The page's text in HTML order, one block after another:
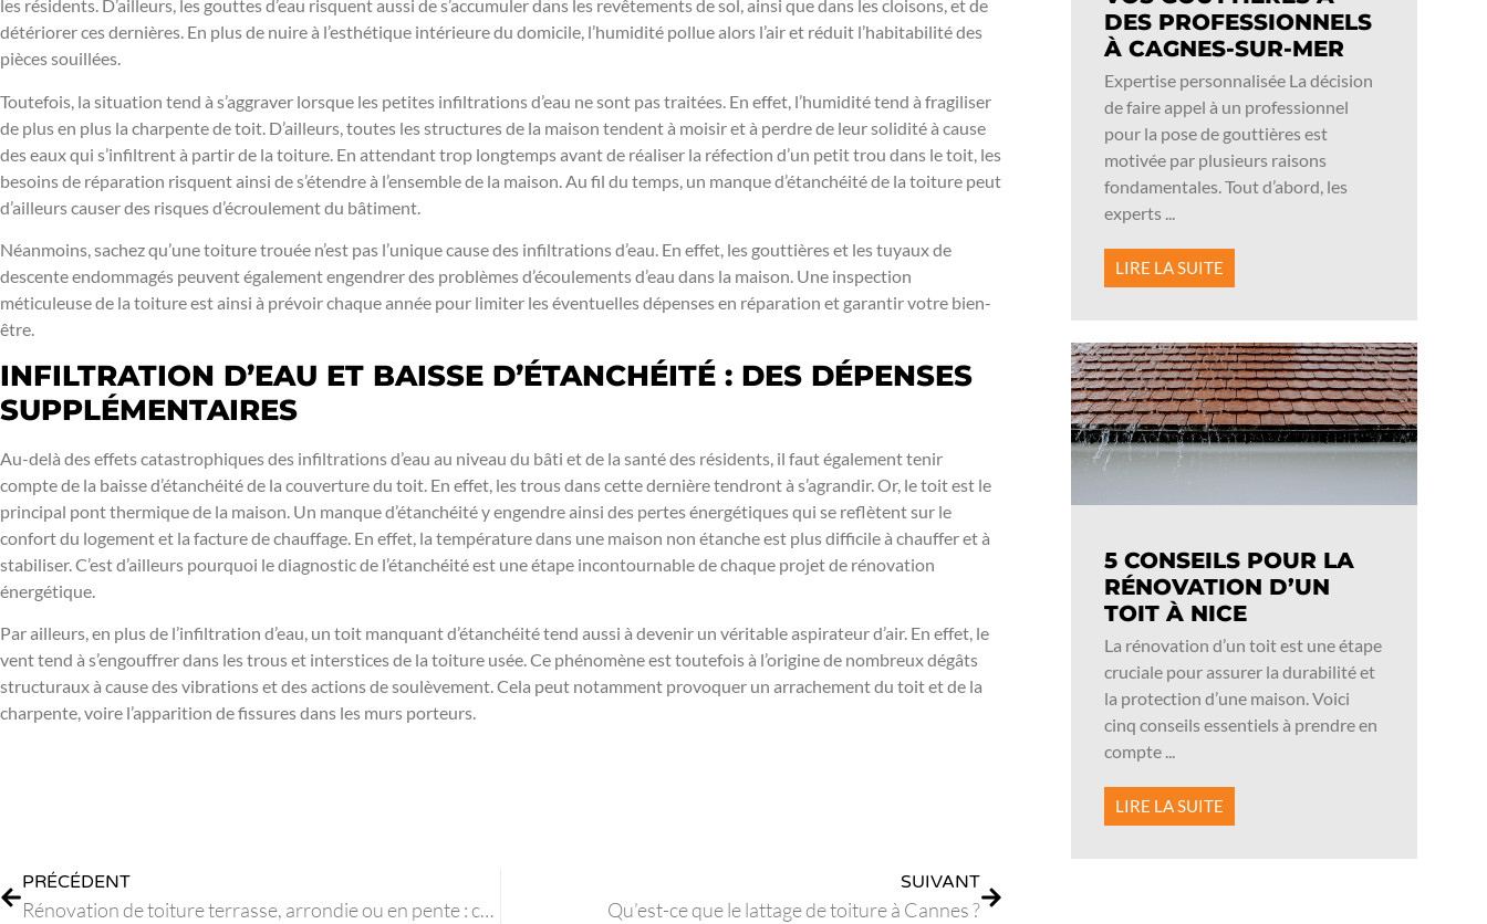
les résidents. D’ailleurs, les gouttes d’eau risquent aussi de s’accumuler dans les revêtements de sol, ainsi que dans les cloisons, et de
détériorer ces dernières. En plus de nuire à l’esthétique intérieure du domicile, l’humidité pollue alors l’air et réduit l’habitabilité des
pièces souillées.
Toutefois, la situation tend à s’aggraver lorsque les petites infiltrations d’eau ne sont pas traitées. En effet, l’humidité tend à fragiliser
de plus en plus la charpente de toit. D’ailleurs, toutes les structures de la maison tendent à moisir et à perdre de leur solidité à cause
des eaux qui s’infiltrent à partir de la toiture. En attendant trop longtemps avant de réaliser la réfection d’un petit trou dans le toit, les
besoins de réparation risquent ainsi de s’étendre à l’ensemble de la maison. Au fil du temps, un manque d’étanchéité de la toiture peut
d’ailleurs causer des risques d’écroulement du bâtiment.
Néanmoins, sachez qu’une toiture trouée n’est pas l’unique cause des infiltrations d’eau. En effet, les gouttières et les tuyaux de
descente endommagés peuvent également engendrer des problèmes d’écoulements d’eau dans la maison. Une inspection
méticuleuse de la toiture est ainsi à prévoir chaque année pour limiter les éventuelles dépenses en réparation et garantir votre bien-
être.
INFILTRATION D’EAU ET BAISSE D’ÉTANCHÉITÉ : DES DÉPENSES
SUPPLÉMENTAIRES
Au-delà des effets catastrophiques des infiltrations d’eau au niveau du bâti et de la santé des résidents, il faut également tenir
compte de la baisse d’étanchéité de la couverture du toit. En effet, les trous dans cette dernière tendront à s’agrandir. Or, le toit est le
principal pont thermique de la maison. Un manque d’étanchéité y engendre ainsi des pertes énergétiques qui se reflètent sur le
confort du logement et la facture de chauffage. En effet, la température dans une maison non étanche est plus difficile à chauffer et à
stabiliser. C’est d’ailleurs pourquoi le diagnostic de l’étanchéité est une étape incontournable de chaque projet de rénovation
énergétique.
Par ailleurs, en plus de l’infiltration d’eau, un toit manquant d’étanchéité tend aussi à devenir un véritable aspirateur d’air. En effet, le
vent tend à s’engouffrer dans les trous et interstices de la toiture usée. Ce phénomène est toutefois à l’origine de nombreux dégâts
structuraux à cause des vibrations et des actions de soulèvement. Cela peut notamment provoquer un arrachement du toit et de la
charpente, voire l’apparition de fissures dans les murs porteurs.
PRÉCÉDENT
Rénovation de toiture terrasse, arrondie ou en pente : ce qu’il faut retenir !
SUIVANT
Qu’est-ce que le lattage de toiture à Cannes ?
DES PROFESSIONNELS
À CAGNES-SUR-MER
Expertise personnalisée La décision
de faire appel à un professionnel
pour la pose de gouttières est
motivée par plusieurs raisons
fondamentales. Tout d’abord, les
experts ...
LIRE LA SUITE
5 CONSEILS POUR LA
RÉNOVATION D’UN
TOIT À NICE
La rénovation d’un toit est une étape
cruciale pour assurer la durabilité et
la protection d’une maison. Voici
cinq conseils essentiels à prendre en
compte ...
LIRE LA SUITE